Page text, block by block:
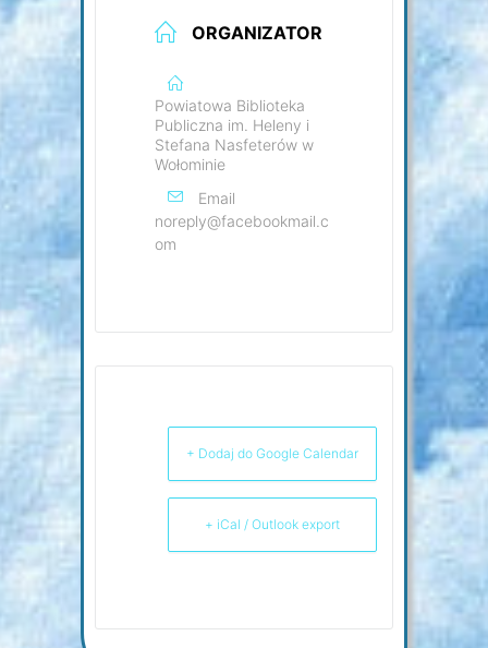
ORGANIZATOR
Powiatowa Biblioteka
Publiczna im. Heleny i
Stefana Nasfeterów w
Wołominie
Email
noreply@facebookmail.c
om
+ Dodaj do Google Calendar
+ iCal / Outlook export